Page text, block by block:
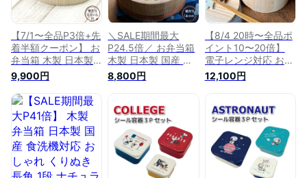
【7/1〜全品P3倍+先
着半額クーポン】 お
弁当箱 木製 日本製
国産 讃岐弁 桶弁当
まるいん 白 ステン
レスたが 約500cc
ランチボックス 一段
かわいい 男性 女性
子供 こども 小学生
幼稚園 中学生 高校
生 男子 女子 ピクニ
ック おひつ 櫃
9,900円
＼SALE期間最大
P24.5倍／ お弁当箱
木製 日本製 国産 讃
岐弁 桶弁当 あのの
約450cc500cc ラン
わいい 男性 女性 子
供 こども 小学生 幼
稚園 中学生 高校生
男子 女子 ピクニッ
ク おひつ 櫃子
8,800円
【8/4 20時〜全品ポ
イント10〜20倍】
電子レンジ対応 お弁
当箱 木製 日本製 国
産 讃岐弁 桶弁当 レ
一段 約600cc ラン
チボックス 1段 かわ
いい 男性 女性 子供
こども 小学生 中学
生 高校生 男子 女子
ピクニック おひつ
12,100円